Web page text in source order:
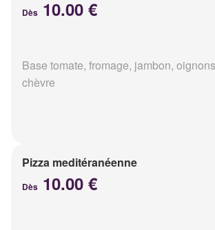
Dès 10.00 €
Base tomate, fromage, jambon,
chèvre
Pizza meditéranéenne
Dès 10.00 €